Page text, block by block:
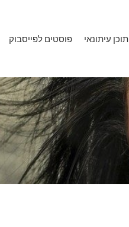
תוכן עיתונאי פוסטים לפייסבוק